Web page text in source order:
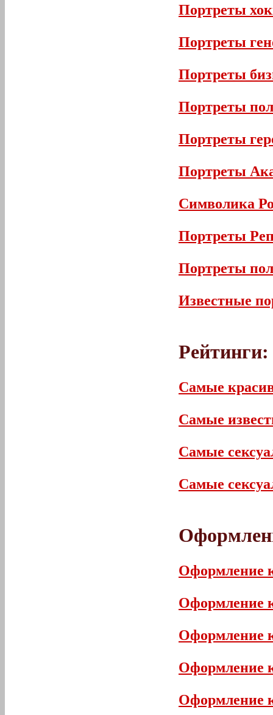
Портреты
Портреты
Портреты
Портреты
Портреты
Портреты
Символика
Портреты
Портреты
Известные
Рейтинги:
Самые
Самые
Самые
Самые
Оформление
Оформление
Оформление
Оформление
Оформление